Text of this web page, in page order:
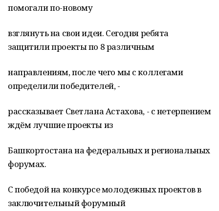
помогали по-новому
взглянуть на свои идеи. Сегодня ребята
защитили проекты по 8 различным
направлениям, после чего мы с коллегами
определили победителей, -
рассказывает Светлана Астахова, - с нетерпением
ждём лучшие проекты из
Башкортостана на федеральных и региональных
форумах.
С победой на конкурсе молодежных проектов в
заключительный форумный